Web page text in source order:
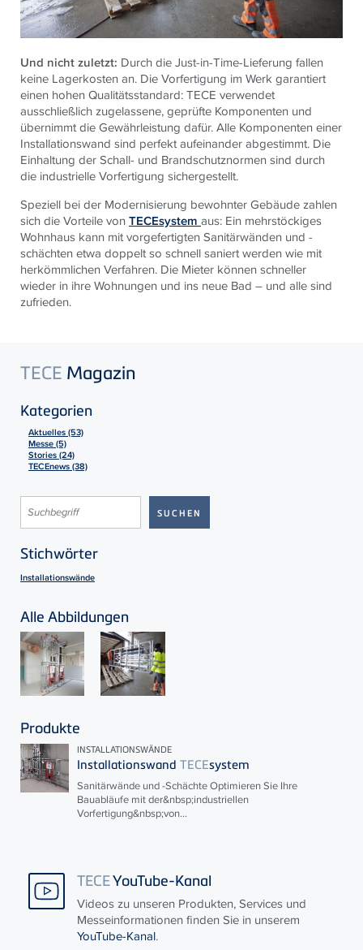
Und nicht zuletzt: Durch die Just-in-Time-Lieferung fallen
keine Lagerkosten an. Die Vorfertigung im Werk garantiert
einen hohen Qualitätsstandard: TECE verwendet
ausschließlich zugelassene, geprüfte Komponenten und
übernimmt die Gewährleistung dafür. Alle Komponenten einer
Installationswand sind perfekt aufeinander abgestimmt. Die
Einhaltung der Schall- und Brandschutznormen sind durch
die industrielle Vorfertigung sichergestellt.
Speziell bei der Modernisierung bewohnter Gebäude zahlen
sich die Vorteile vonTECEsystem aus: Ein mehrstöckiges
Wohnhaus kann mit vorgefertigten Sanitärwänden und -
schächten etwa doppelt so schnell saniert werden wie mit
herkömmlichen Verfahren. Die Mieter können schneller
wieder in ihre Wohnungen und ins neue Bad – und alle sind
zufrieden.
TECE Magazin
Kategorien
Aktuelles (53)
Messe (5)
Stories (24)
TECEnews (38)
Stichwörter
Installationswände
Alle Abbildungen
Produkte
INSTALLATIONSWÄNDE
Installationswand TECEsystem
Sanitärwände und -Schächte Optimieren Sie Ihre
Bauabläufe mit der&nbsp;industriellen
Vorfertigung&nbsp;von...
TECEYouTube-Kanal
Videos zu unseren Produkten, Services und
Messeinformationen finden Sie in unserem
YouTube-Kanal.